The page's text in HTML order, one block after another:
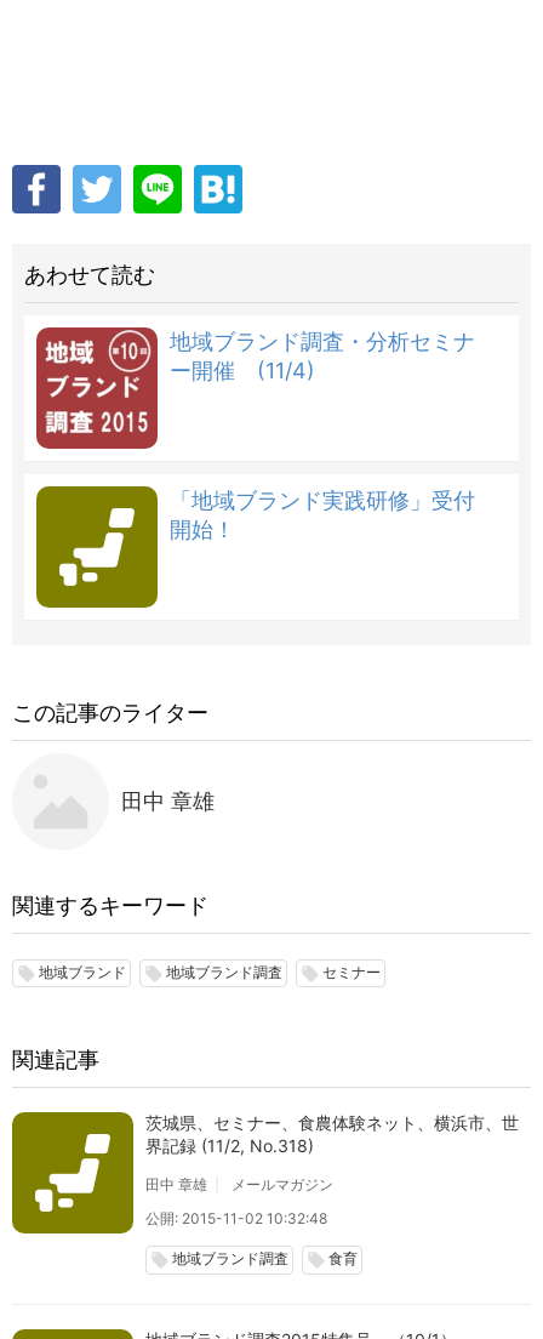
あわせて読む
地域ブランド調査・分析セミナ
ー開催 (11/4)
「地域ブランド実践研修」受付
開始！
この記事のライター
田中 章雄
関連するキーワード
local_offer 地域ブランド local_offer 地域ブランド調査 local_offer セミナー
関連記事
茨城県、セミナー、食農体験ネット、横浜市、世
界記録 (11/2, No.318)
田中 章雄
メールマガジン
公開: 2015-11-02 10:32:48
local_offer 地域ブランド調査 local_offer 食育